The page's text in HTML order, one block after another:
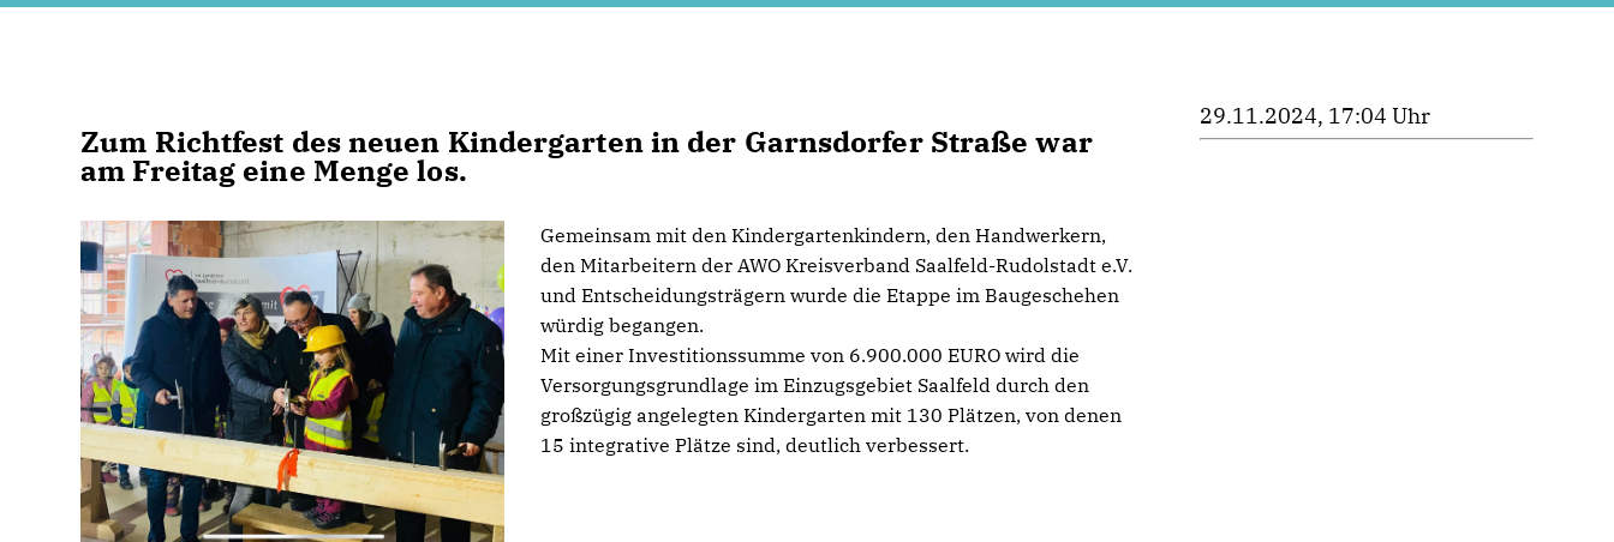
Zum Richtfest des neuen Kindergarten in der Garnsdorfer Straße war
am Freitag eine Menge los.
Gemeinsam mit den Kindergartenkindern, den Handwerkern,
den Mitarbeitern der AWO Kreisverband Saalfeld-Rudolstadt e.V.
und Entscheidungsträgern wurde die Etappe im Baugeschehen
würdig begangen.
Mit einer Investitionssumme von 6.900.000 EURO wird die
Versorgungsgrundlage im Einzugsgebiet Saalfeld durch den
großzügig angelegten Kindergarten mit 130 Plätzen, von denen
15 integrative Plätze sind, deutlich verbessert.
29.11.2024, 17:04 Uhr